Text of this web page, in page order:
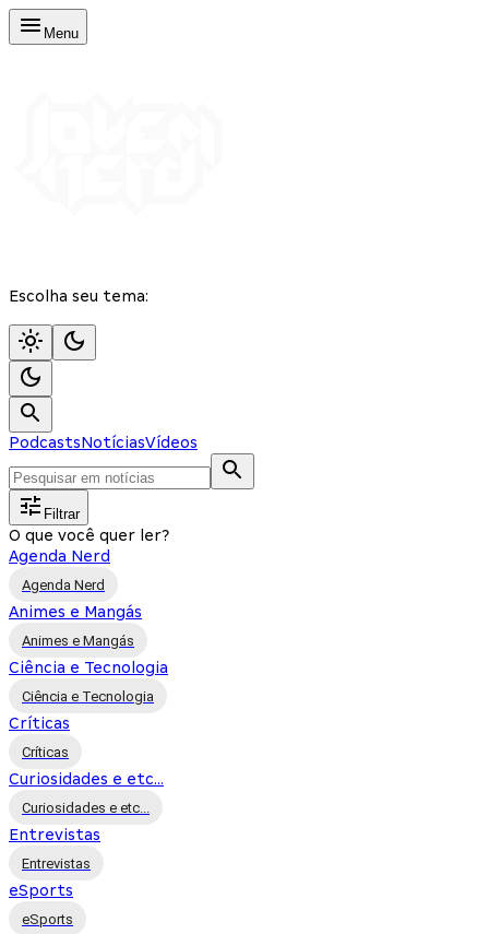
Menu
Escolha seu tema:
PodcastsNotíciasVídeos
Filtrar
O que você quer ler?
Agenda Nerd
Agenda Nerd
Animes e Mangás
Animes e Mangás
Ciência e Tecnologia
Ciência e Tecnologia
Críticas
Críticas
Curiosidades e etc...
Curiosidades e etc...
Entrevistas
Entrevistas
eSports
eSports